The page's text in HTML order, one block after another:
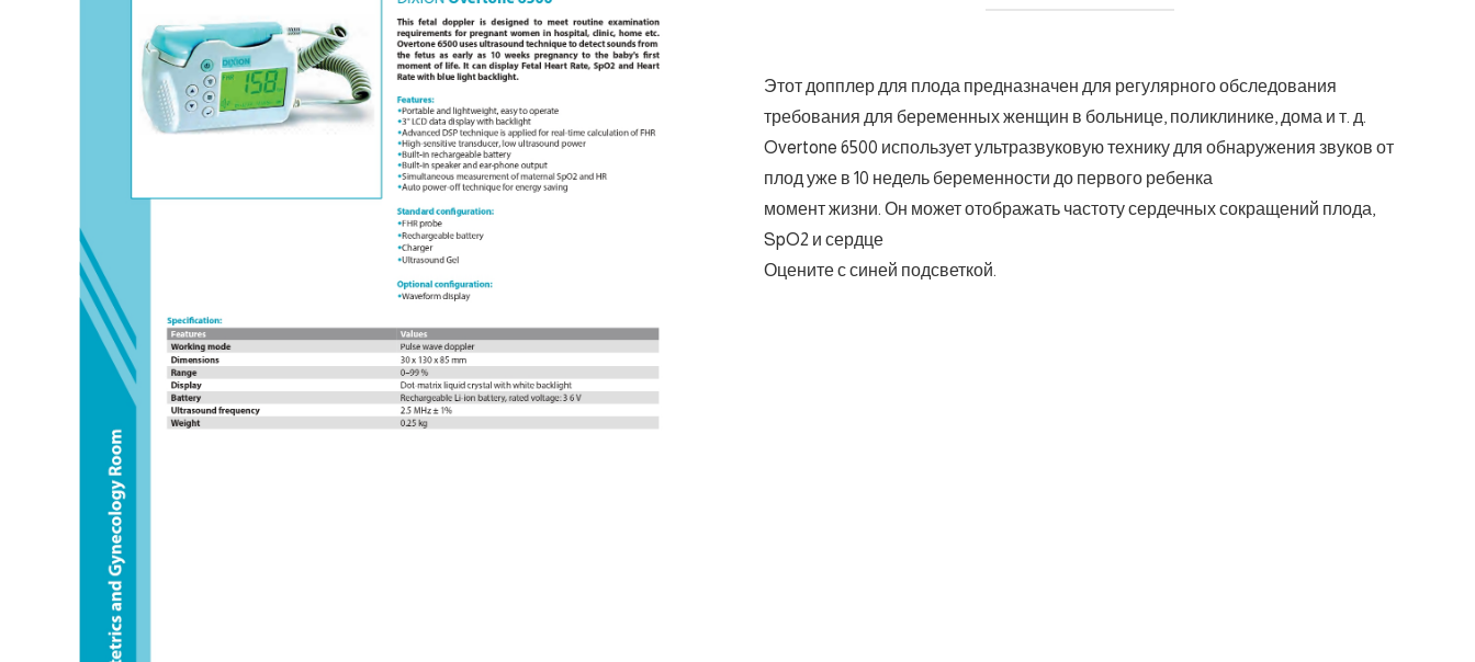
Этот допплер для плода предназначен для регулярного обследования
требования для беременных женщин в больнице, поликлинике, дома и т. д.
Overtone 6500 использует ультразвуковую технику для обнаружения звуков от
плод уже в 10 недель беременности до первого ребенка
момент жизни. Он может отображать частоту сердечных сокращений плода,
SpO2 и сердце
Оцените с синей подсветкой.